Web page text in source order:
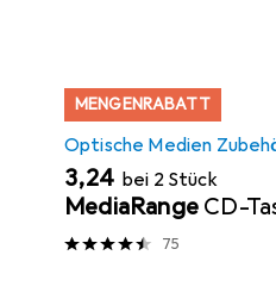
MENGENRABATT
Optische Medien
EUR
3,24 bei 2 Stück
MediaRange CD-
75